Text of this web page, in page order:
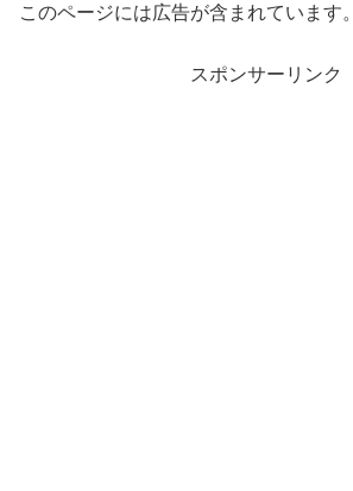
このページには広告が含まれています。
スポンサーリンク